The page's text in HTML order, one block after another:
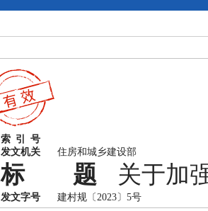
索 引 号
发文机关
住房和城乡建设部
标 题 关于加
发文字号 建村规〔2023〕5号